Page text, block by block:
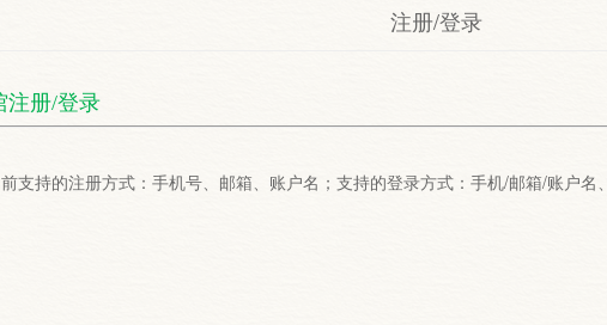
注册/登录
注册/登录
支持的注册方式：手机号、邮箱、账户名；支持的登录方式：手机/邮箱/账户名